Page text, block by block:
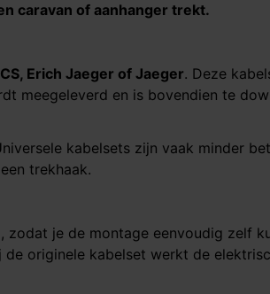
caravan of aanhanger trekt.
Erich Jaeger of Jaeger. Deze
meegeleverd en is bovendien te
kabelsets zijn vaak minder
trekhaak.
je de montage eenvoudig zelf
originele kabelset werkt de